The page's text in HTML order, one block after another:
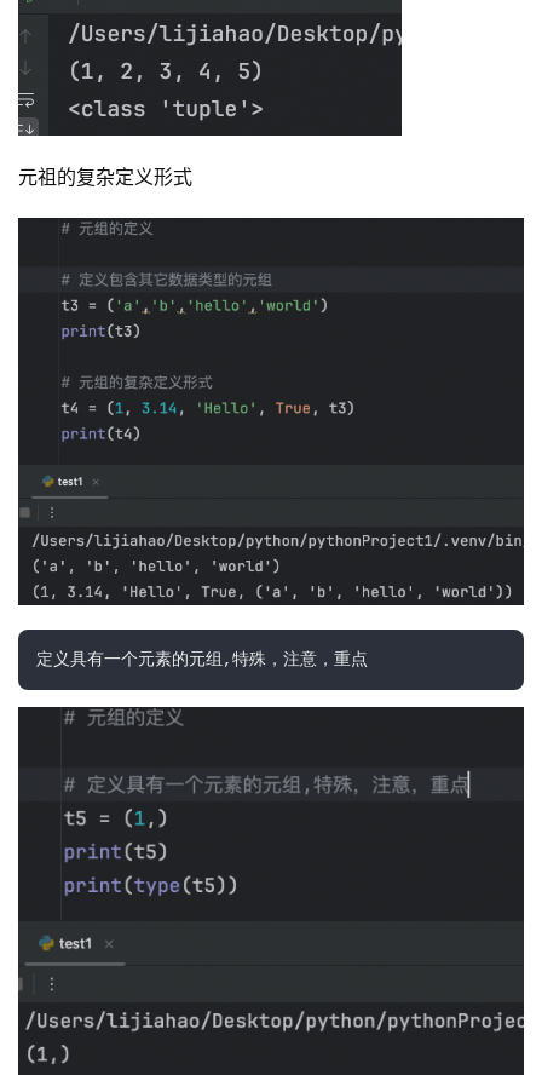
元祖的复杂定义形式
定义具有一个元素的元组,特殊，注意，重点